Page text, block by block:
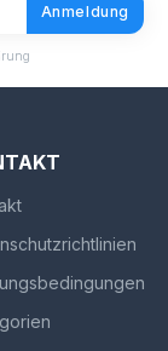
Anmeldung